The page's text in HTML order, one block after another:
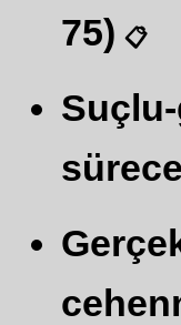
75) 📋